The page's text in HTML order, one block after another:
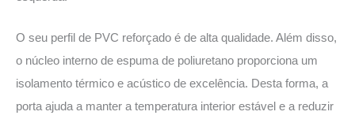
O seu perfil de PVC reforçado é de alta qualidade. Além disso,
o núcleo interno de espuma de poliuretano proporciona um
isolamento térmico e acústico de excelência. Desta forma, a
porta ajuda a manter a temperatura interior estável e a reduzir